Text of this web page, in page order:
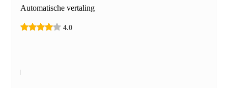
Automatische vertaling
4.0